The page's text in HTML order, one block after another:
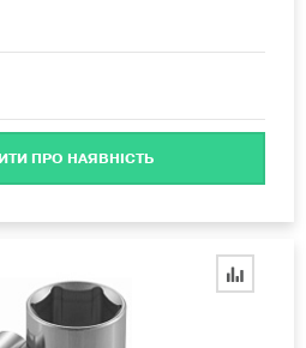
ПРО НАЯВНІСТЬ